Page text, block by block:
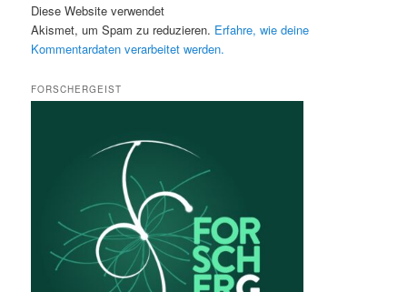
Diese Website verwendet
Akismet, um Spam zu reduzieren. Erfahre, wie deine
Kommentardaten verarbeitet werden.
FORSCHERGEIST